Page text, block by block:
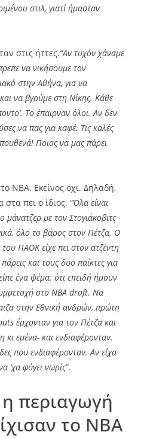
στιλ, γιατί ήμασταν
στις ήττες.“Αν τυχόν χάναμε
να νικήσουμε τον
στην Αθήνα, για να
να βγούμε στη Νίκης. Κάθε
Το έπαιρναν όλοι. Αν δεν
να πας για καφέ. Τις καλές
Ποιος να μας πάρει
ΝΒΑ. Εκείνος όχι. Δηλαδή,
πει ο ίδιος. “Όλα είναι
μάνατζερ με τον Στογιάκοβιτς
όλο το βάρος στον Πέτζα. Ο
ΠΑΟΚ είχε πει στον ατζέντη
και τους δυο παίκτες για
ένα ψέμα: ότι επειδή ήμουν
στο ΝΒΑ draft. Να
στην Εθνική ανδρών, πρώτη
έρχονταν για τον Πέτζα και
εμένα- και ενδιαφέρονταν.
που ενδιαφέρονταν. Αν είχα
‘χα φύγει νωρίς”.
περιαγωγή
το ΝΒΑ